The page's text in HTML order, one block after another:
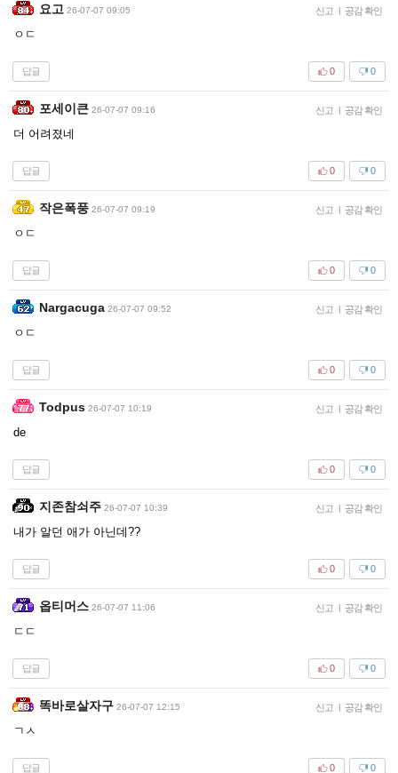
요고 26-07-07 09:05 신고 | 공감 확인
ㅇㄷ
답글 0
0
포세이큰 26-07-07 09:16 신고 | 공감 확인
더 어려졌네
답글 0
0
작은폭풍 26-07-07 09:19 신고 | 공감 확인
ㅇㄷ
답글 0
0
Nargacuga 26-07-07 09:52 신고 | 공감 확인
ㅇㄷ
답글 0
0
Todpus 26-07-07 10:19 신고 | 공감 확인
de
답글 0
0
지존참쇠주 26-07-07 10:39 신고 | 공감 확인
내가 알던 애가 아닌데??
답글 0
0
옵티머스 26-07-07 11:06 신고 | 공감 확인
ㄷㄷ
답글 0
0
똑바로살자구 26-07-07 12:15 신고 | 공감 확인
ㄱㅅ
답글 0
0